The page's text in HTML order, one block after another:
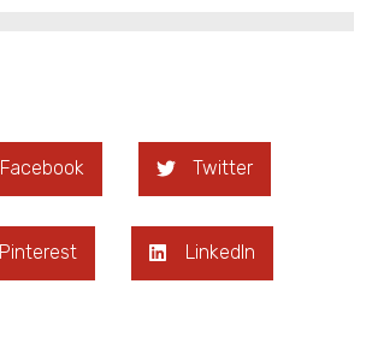
Facebook Twitter
Pinterest LinkedIn